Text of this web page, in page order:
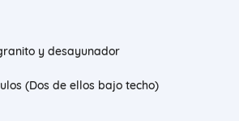
y desayunador
(Dos de ellos bajo techo)